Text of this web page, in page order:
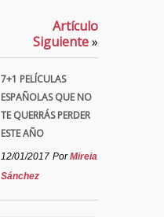
Artículo
Siguiente»
7+1 PELÍCULAS
ESPAÑOLAS QUE NO
TE QUERRÁS PERDER
ESTE AÑO
12/01/2017 PorMireia
Sánchez